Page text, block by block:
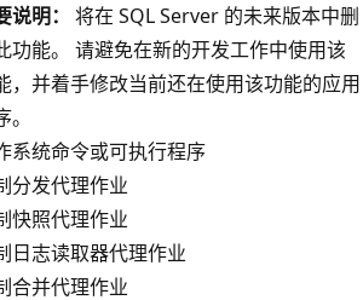
说明：
将在 SQL Server 的未来版本中删
功能。 请避免在新的开发工作中使用该
，并着手修改当前还在使用该功能的应用
系统命令或可执行程序
分发代理作业
快照代理作业
日志读取器代理作业
合并代理作业